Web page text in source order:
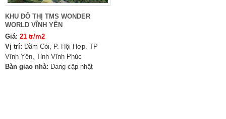
KHU ĐÔ THỊ TMS WONDER
WORLD VĨNH YÊN
Giá: 21 tr/m2
Vị trí: Đầm Cói, P. Hội Hợp, TP
Vĩnh Yên, Tỉnh Vĩnh Phúc
Bàn giao nhà: Đang cập nhật